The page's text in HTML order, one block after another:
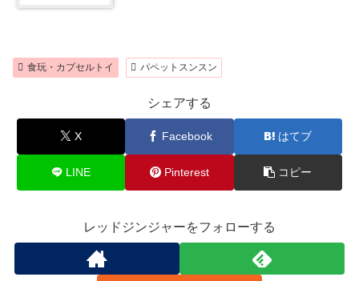
食玩・カプセルトイ パペットスンスン
シェアする
X Facebook はてブ
LINE Pinterest コピー
レッドジンジャーをフォローする